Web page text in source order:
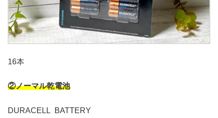
16本
②ノーマル乾電池
DURACELL BATTERY